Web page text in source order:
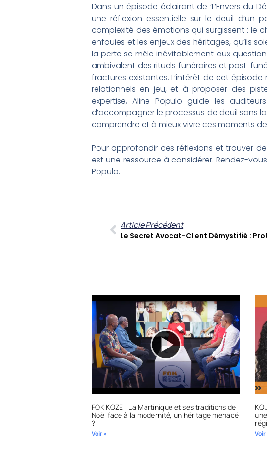
Dans un épisode éclairant de ‘L’Envers du
une réflexion essentielle sur le deuil d’un
complexité des émotions qui surgissent : le
enfouies et les enjeux des héritages, qu’ils
la perte se mêle inévitablement aux
ambivalent des rituels funéraires et post-
fractures existantes. L’intérêt de cet
relationnels en jeu, et à proposer des
expertise, Aline Populo guide les
d’accompagner le processus de deuil sans
comprendre et à mieux vivre ces moments
Pour approfondir ces réflexions et trouver
est une ressource à considérer. Rendez-
Populo.
Article Précédent
FOK KOZE : La Martinique et ses traditions de
Noël face à la modernité, un héritage menacé
?
Voir » Voir